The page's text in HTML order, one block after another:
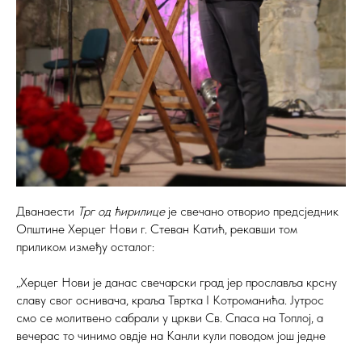
Дванаести Трг од ћирилицеје свечано отворио предсједник
Општине Херцег Нови г. Стеван Катић, рекавши том
приликом између осталог:
„Херцег Нови је данас свечарски град јер прославља крсну
славу свог оснивача, краља Твртка I Котроманића. Јутрос
смо се молитвено сабрали у цркви Св. Спаса на Топлој, а
вечерас то чинимо овдје на Канли кули поводом још једне